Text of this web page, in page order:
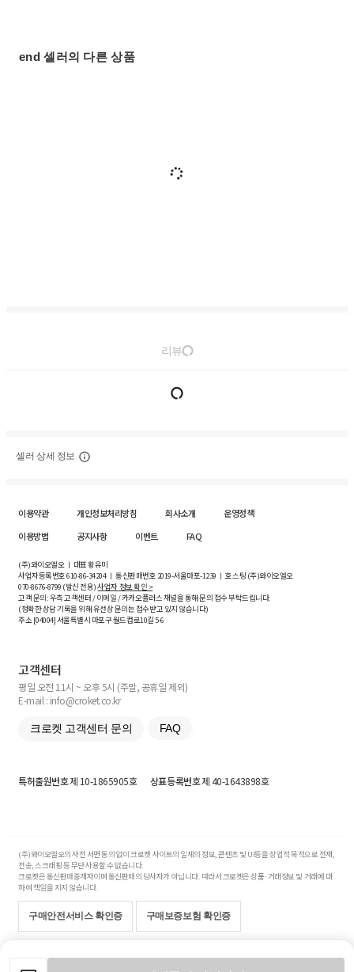
end 셀러의 다른 상품
리뷰
셀러 상세 정보
이용약관 개인정보처리방침 회사소개
운영정책
이용방법
공지사항 이벤트 FAQ
(주)와이오엘오 ㅣ 대표 황유미
사업자등록번호610-86-34204ㅣ 통신판매번호 2019-서울마포-1239 ㅣ 호스팅 (주)와이오엘오
070-8676-8799 (발신 전용)사업자 정보 확인 >
고객 문의: 우측 고객센터 / 이메일 / 카카오플러스 채널을 통해 문의 접수 부탁드립니다.
(정확한 상담 기록을 위해 유선상 문의는 접수받고 있지 않습니다)
주소 [04004] 서울특별시 마포구 월드컵로10길5-6
고객센터
평일 오전 11시 ~ 오후 5시 (주말, 공휴일 제외)
E-mail : info@croket.co.kr
크로켓 고객센터 문의 FAQ
특허출원번호제 10-1865905호 상표등록번호제 40-1643898호
(주)와이오엘오의 사전 서면 동의 없이 크로켓 사이트의 일체의 정보, 콘텐츠 및 UI등을 상업적 목적으로 전재,
전송, 스크래핑 등 무단 사용할 수 없습니다.
크로켓은 통신판매중개자이며 통신판매의 당사자가 아닙니다. 따라서 크로켓은 상품·거래정보 및 거래에 대
하여 책임을 지지 않습니다.
구매안전서비스 확인증 구매보증보험 확인증